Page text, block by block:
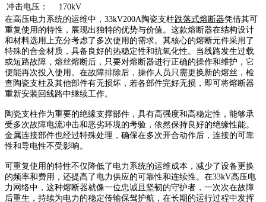
冲击电压：
170kV
在高压电力系统的运维中，33kV200A陶瓷支柱跌落式熔断器凭借其可
重复使用的特性，展现出独特的优势与价值。这款熔断器在结构设计
和材料选用上充分考虑了多次使用的需求。其核心的熔断元件采用了
特殊的合金材质，具备良好的热稳定性和抗氧化性。当线路发生过载
或短路故障，熔丝熔断后，只要对熔断器进行正确的操作和维护，它
便能再次投入使用。在故障排除后，操作人员只需更换新的熔丝，检
查陶瓷支柱及其他部件有无损坏，若各部件完好无损，即可将熔断器
重新安装回线路中继续工作。
陶瓷支柱作为重要的绝缘支撑部件，具有高强度和高稳定性，能够承
受多次故障电流冲击和恶劣环境的考验，依然保持良好的绝缘性能。
金属连接部件也经过特殊处理，确保在多次开合动作后，连接的可靠
性和导电性不受影响。
可重复使用的特性不仅降低了电力系统的运维成本，减少了设备更换
的频率和费用，还提高了电力供应的可靠性和连续性。在33kV高压电
力网络中，这种熔断器就像一位忠诚且坚韧的守护者，一次次在故障
后重生，持续为电力的稳定传输保驾护航，在长期的运行过程中发挥